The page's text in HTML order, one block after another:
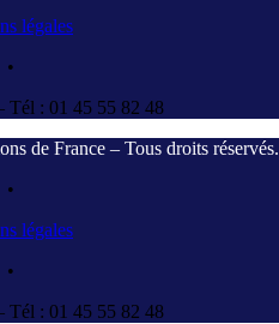
légales
•
Tél : 01 45 55 82 48
de France – Tous droits réservés.
•
légales
•
Tél : 01 45 55 82 48